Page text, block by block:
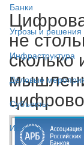
Банки
Угрозы и решения
Инфраструктура
Деловые
Субъекты
История
не